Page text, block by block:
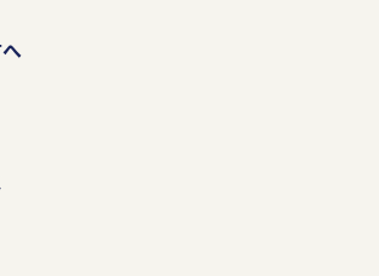
の管理ルールを明文化し、個
な管理を行います。
人情報を収集させていただく
上で、必要な範囲の個人情報